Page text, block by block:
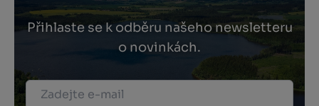
Přihlaste se k odběru našeho newsletteru
o novinkách.